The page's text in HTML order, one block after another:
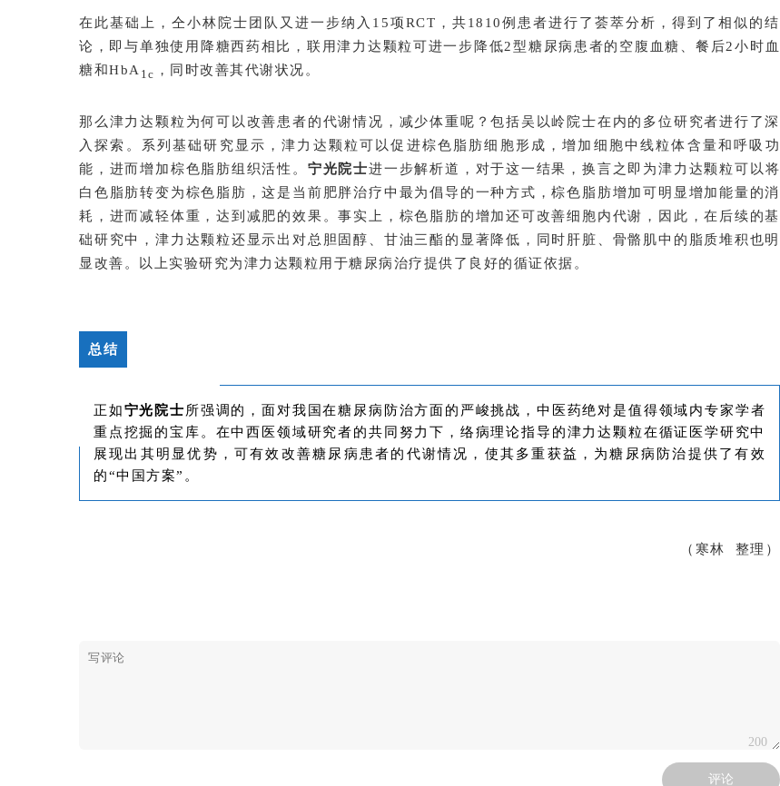
在此基础上，仝小林院士团队又进一步纳入15项RCT，共1810例患者进行了荟萃分析，得到了相似的结
论，即与单独使用降糖西药相比，联用津力达颗粒可进一步降低2型糖尿病患者的空腹血糖、餐后2小时血
糖和HbA 1c ，同时改善其代谢状况。
那么津力达颗粒为何可以改善患者的代谢情况，减少体重呢？包括吴以岭院士在内的多位研究者进行了深
入探索。系列基础研究显示，津力达颗粒可以促进棕色脂肪细胞形成，增加细胞中线粒体含量和呼吸功
能，进而增加棕色脂肪组织活性。 宁光院士进一步解析道，对于这一结果，换言之即为津力达颗粒可以将
白色脂肪转变为棕色脂肪，这是当前肥胖治疗中最为倡导的一种方式，棕色脂肪增加可明显增加能量的消
耗，进而减轻体重，达到减肥的效果。事实上，棕色脂肪的增加还可改善细胞内代谢，因此，在后续的基
础研究中，津力达颗粒还显示出对总胆固醇、甘油三酯的显著降低，同时肝脏、骨骼肌中的脂质堆积也明
显改善。以上实验研究为津力达颗粒用于糖尿病治疗提供了良好的循证依据。
总结
正如宁光院士所强调的，面对我国在糖尿病防治方面的严峻挑战，中医药绝对是值得领域内专家学者
重点挖掘的宝库。在中西医领域研究者的共同努力下，络病理论指导的津力达颗粒在循证医学研究中
展现出其明显优势，可有效改善糖尿病患者的代谢情况，使其多重获益，为糖尿病防治提供了有效
的“中国方案”。
（寒林 整理）
200
评论